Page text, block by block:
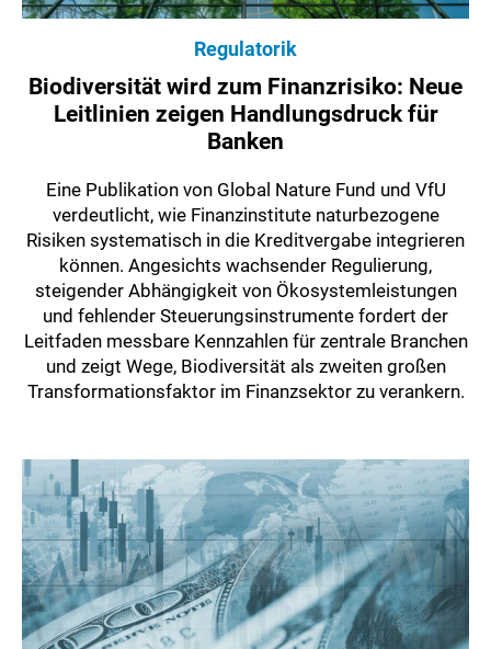
Regulatorik
Biodiversität wird zum Finanzrisiko: Neue
Leitlinien zeigen Handlungsdruck für
Banken
Eine Publikation von Global Nature Fund und VfU
verdeutlicht, wie Finanzinstitute naturbezogene
Risiken systematisch in die Kreditvergabe integrieren
können. Angesichts wachsender Regulierung,
steigender Abhängigkeit von Ökosystemleistungen
und fehlender Steuerungsinstrumente fordert der
Leitfaden messbare Kennzahlen für zentrale Branchen
und zeigt Wege, Biodiversität als zweiten großen
Transformationsfaktor im Finanzsektor zu verankern.